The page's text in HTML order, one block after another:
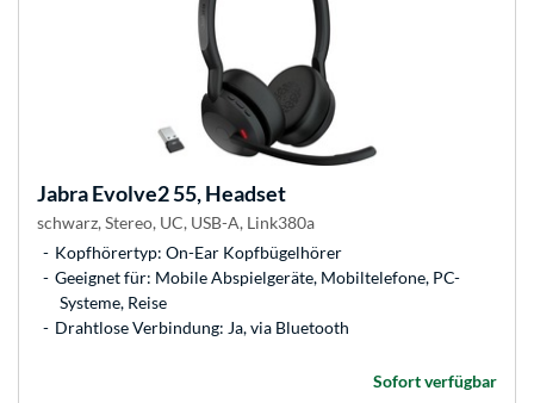
JabraEvolve2 55, Headset
schwarz, Stereo, UC, USB-A, Link380a
Kopfhörertyp: On-Ear Kopfbügelhörer
Geeignet für: Mobile Abspielgeräte, Mobiltelefone, PC-
Systeme, Reise
Drahtlose Verbindung: Ja, via Bluetooth
Sofort verfügbar